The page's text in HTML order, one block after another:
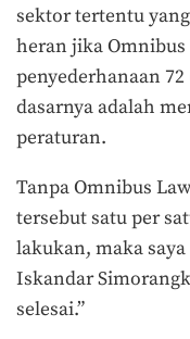
sektor tertentu
heran jika
penyederhanaan
dasarnya adalah
peraturan.
Tanpa Omnibus
tersebut satu per
lakukan, maka
Iskandar
selesai.”